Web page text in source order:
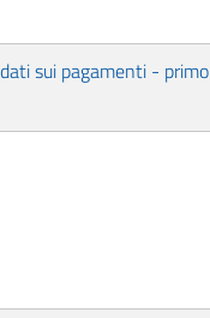
sui pagamenti - primo